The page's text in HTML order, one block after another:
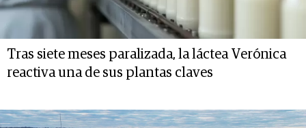
Tras siete meses paralizada, la láctea Verónica
reactiva una de sus plantas claves